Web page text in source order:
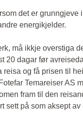
det er
energikjelder.
må ikkje overstiga
20 dagar før
reisa og få prisen til
Temareiser AS
fram til den
sett på som aksept